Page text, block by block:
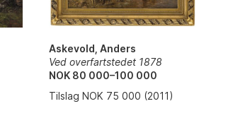
Askevold, Anders
Ved overfartstedet 1878
NOK 80 000–100 000
Tilslag NOK 75 000 (2011)